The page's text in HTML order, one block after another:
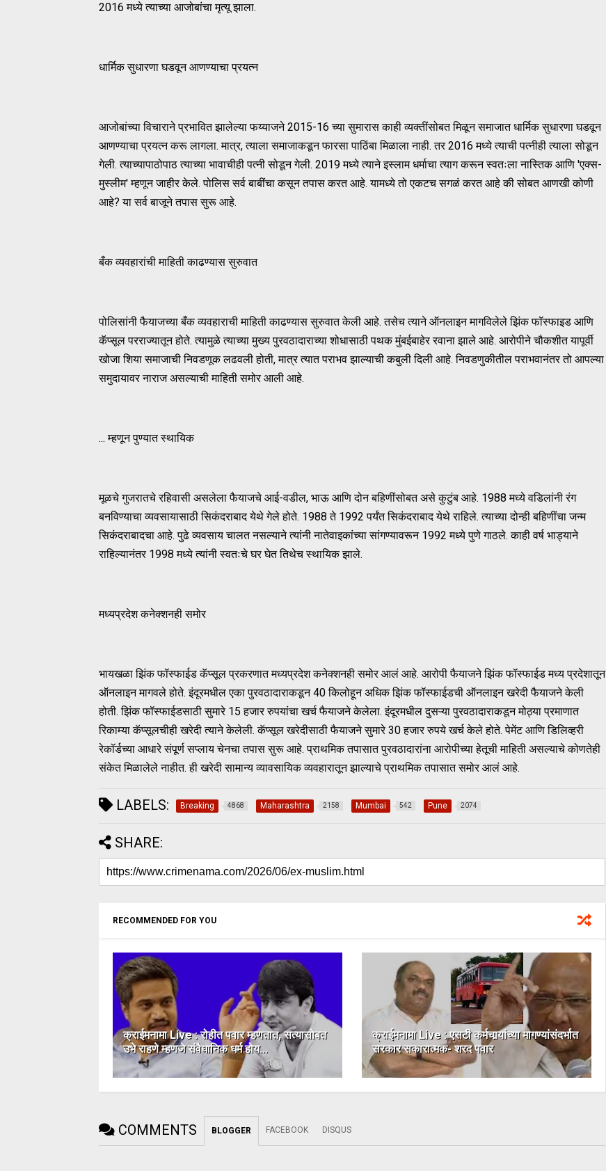
2016 मध्ये त्याच्या आजोबांचा मृत्यू झाला.
धार्मिक सुधारणा घडवून आणण्याचा प्रयत्न
आजोबांच्या विचाराने प्रभावित झालेल्या फय्याजने 2015-16 च्या सुमारास काही व्यक्तींसोबत मिळून समाजात धार्मिक सुधारणा घडवून
आणण्याचा प्रयत्न करू लागला. मात्र, त्याला समाजाकडून फारसा पाठिंबा मिळाला नाही. तर 2016 मध्ये त्याची पत्नीही त्याला सोडून
गेली. त्याच्यापाठोपाठ त्याच्या भावाचीही पत्नी सोडून गेली. 2019 मध्ये त्याने इस्लाम धर्माचा त्याग करून स्वतःला नास्तिक आणि 'एक्स-
मुस्लीम' म्हणून जाहीर केले. पोलिस सर्व बाबींचा कसून तपास करत आहे. यामध्ये तो एकटच सगळं करत आहे की सोबत आणखी कोणी
आहे? या सर्व बाजूने तपास सुरू आहे.
बँक व्यवहारांची माहिती काढण्यास सुरुवात
पोलिसांनी फैयाजच्या बँक व्यवहाराची माहिती काढण्यास सुरुवात केली आहे. तसेच त्याने ऑनलाइन मागविलेले झिंक फॉस्फाइड आणि
कॅप्सूल परराज्यातून होते. त्यामुळे त्याच्या मुख्य पुरवठादाराच्या शोधासाठी पथक मुंबईबाहेर रवाना झाले आहे. आरोपीने चौकशीत यापूर्वी
खोजा शिया समाजाची निवडणूक लढवली होती, मात्र त्यात पराभव झाल्याची कबुली दिली आहे. निवडणुकीतील पराभवानंतर तो आपल्या
समुदायावर नाराज असल्याची माहिती समोर आली आहे.
... म्हणून पुण्यात स्थायिक
मूळचे गुजरातचे रहिवासी असलेला फैयाजचे आई-वडील, भाऊ आणि दोन बहिणींसोबत असे कुटुंब आहे. 1988 मध्ये वडिलांनी रंग
बनविण्याचा व्यवसायासाठी सिकंदराबाद येथे गेले होते. 1988 ते 1992 पर्यंत सिकंदराबाद येथे राहिले. त्याच्या दोन्ही बहिणींचा जन्म
सिकंदराबादचा आहे. पुढे व्यवसाय चालत नसल्याने त्यांनी नातेवाइकांच्या सांगण्यावरून 1992 मध्ये पुणे गाठले. काही वर्ष भाड्याने
राहिल्यानंतर 1998 मध्ये त्यांनी स्वतःचे घर घेत तिथेच स्थायिक झाले.
मध्यप्रदेश कनेक्शनही समोर
भायखळा झिंक फॉस्फाईड कॅप्सूल प्रकरणात मध्यप्रदेश कनेक्शनही समोर आलं आहे. आरोपी फैयाजने झिंक फॉस्फाईड मध्य प्रदेशातून
ऑनलाइन मागवले होते. इंदूरमधील एका पुरवठादाराकडून 40 किलोहून अधिक झिंक फॉस्फाईडची ऑनलाइन खरेदी फैयाजने केली
होती. झिंक फॉस्फाईडसाठी सुमारे 15 हजार रुपयांचा खर्च फैयाजने केलेला. इंदूरमधील दुसऱ्या पुरवठादाराकडून मोठ्या प्रमाणात
रिकाम्या कॅप्सूलचीही खरेदी त्याने केलेली. कॅप्सूल खरेदीसाठी फैयाजने सुमारे 30 हजार रुपये खर्च केले होते. पेमेंट आणि डिलिव्हरी
रेकॉर्डच्या आधारे संपूर्ण सप्लाय चेनचा तपास सुरू आहे. प्राथमिक तपासात पुरवठादारांना आरोपीच्या हेतूची माहिती असल्याचे कोणतेही
संकेत मिळालेले नाहीत. ही खरेदी सामान्य व्यावसायिक व्यवहारातून झाल्याचे प्राथमिक तपासात समोर आलं आहे.
LABELS: Breaking 4868 Maharashtra 2158 Mumbai 542 Pune 2074
SHARE:
RECOMMENDED FOR YOU
क्राईमनामा Live : रोहीत पवार म्हणतात, सत्यासोबत
उभे राहणे म्हणजे संवैधानिक धर्म होय...
क्राईमनामा Live : एसटी कर्मचार्‍यांच्या मागण्यांसंदर्भात
सरकार सकारात्मक- शरद पवार
COMMENTS BLOGGER FACEBOOK DISQUS